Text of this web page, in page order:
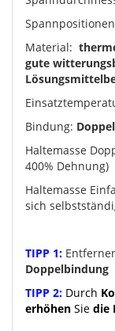
Material:
gute
Bindung:
Haltemasse
400% Dehnung)
Haltemasse
sich
TIPP 1:
Doppelbindung
TIPP 2: Durch
erhöhen Sie die